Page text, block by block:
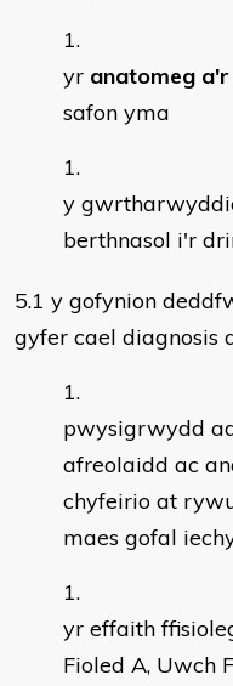
yr anatomeg
safon yma
y
berthnasol i'r
5.1 y gofynion
gyfer cael diagnosis
pwysigrwydd
afreolaidd ac
chyfeirio at
maes gofal
yr effaith
Fioled A, Uwch